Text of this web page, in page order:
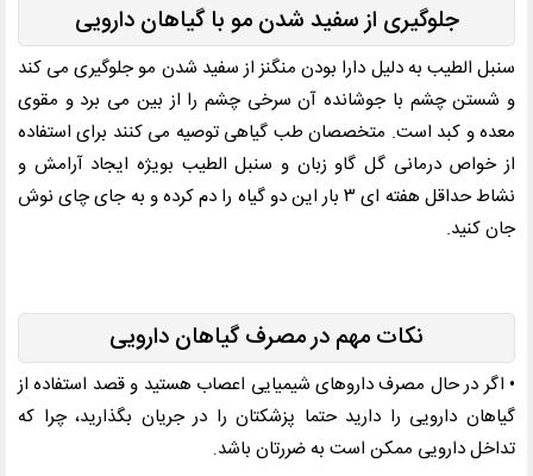
جلوگیری از سفید شدن مو با گیاهان دارویی
سنبل الطیب به دلیل دارا بودن منگنز از سفید شدن مو جلوگیری می کند
و شستن چشم با جوشانده آن سرخی چشم را از بین می برد و مقوی
معده و کبد است. متخصصان طب گیاهی توصیه می کنند برای استفاده
از خواص درمانی گل گاو زبان و سنبل الطیب بویژه ایجاد آرامش و
نشاط حداقل هفته ای ۳ بار این دو گیاه را دم کرده و به جای چای نوش
جان کنید.
نکات مهم در مصرف گیاهان دارویی
• اگر در حال مصرف داروهای شیمیایی اعصاب هستید و قصد استفاده از
گیاهان دارویی را دارید حتما پزشکتان را در جریان بگذارید، چرا که
تداخل دارویی ممکن است به ضررتان باشد.